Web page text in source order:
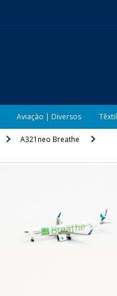
Aviação | Diversos Têxtil
A321neo Breathe